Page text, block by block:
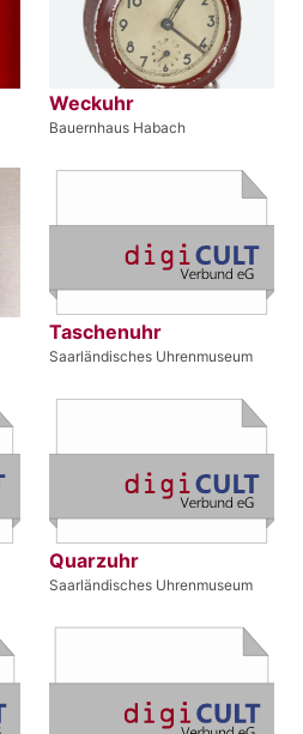
Weckuhr
Bauernhaus Habach
Taschenuhr
Saarländisches Uhrenmuseum
Quarzuhr
Saarländisches Uhrenmuseum